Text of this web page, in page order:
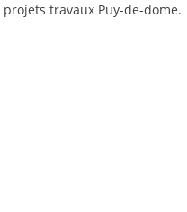
travaux Puy-de-dome.